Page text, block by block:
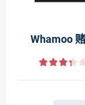
Whamoo